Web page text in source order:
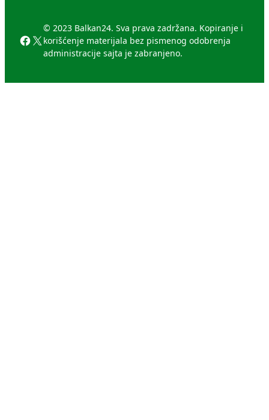
Facebook
X
© 2023 Balkan24. Sva prava zadržana. Kopiranje i
korišćenje materijala bez pismenog odobrenja
administracije sajta je zabranjeno.